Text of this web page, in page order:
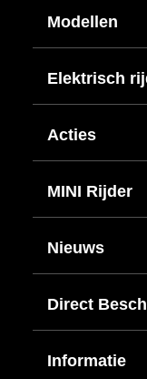
Modellen
Elektrisch
Acties
MINI Rijder
Nieuws
Direct
Informatie